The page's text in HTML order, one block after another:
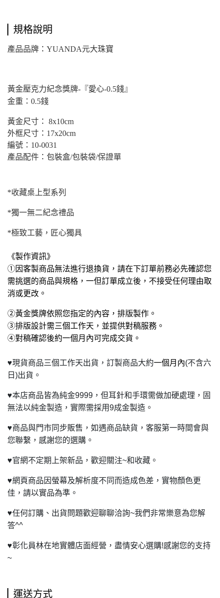
規格說明
產品品牌：YUANDA元大珠寶
黃金壓克力紀念獎牌-『愛心-0.5錢』
金重：0.5錢
黃金尺寸： 8x10cm
外框尺寸：17x20cm
編號：10-0031
產品配件：包裝盒/包裝袋/保證單
*收藏桌上型系列
*獨一無二紀念禮品
*極致工藝，匠心獨具
《製作資訊》
①因客製商品無法進行退換貨，請在下訂單前務必先確認您
需挑選的商品與規格， 一但訂單成立後，不接受任何理由取
消或更改 。
②黃金獎牌依照您指定的內容，排版製作。
③排版設計需三個工作天，並提供對稿服務。
④對稿確認後約一個月內可完成交貨。
♥現貨商品三個工作天出貨，訂製商品大約一個月內(不含六
日)出貨。
♥本店商品皆為純金9999，但耳針和手環需做加硬處理，固
無法以純金製造，實際需採用9成金製造。
♥商品與門市同步販售，如遇商品缺貨，客服第一時間會與
您聯繫，感謝您的選購。
♥官網不定期上架新品，歡迎關注~和收藏。
♥網頁商品因螢幕及解析度不同而造成色差，實物顏色更
佳，請以實品為準。
♥任何訂購、出貨問題歡迎聊聊洽詢~我們非常樂意為您解
答^^
♥彰化員林在地實體店面經營，盡情安心選購!感謝您的支持
~
運送方式